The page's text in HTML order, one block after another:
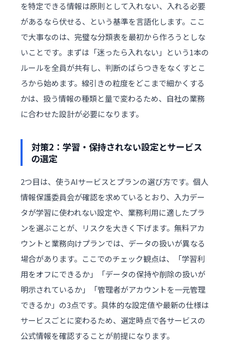
を特定できる情報は原則として入れない、入れる必要
があるなら伏せる、という基準を言語化します。ここ
で大事なのは、完璧な分類表を最初から作ろうとしな
いことです。まずは「迷ったら入れない」という1本の
ルールを全員が共有し、判断のばらつきをなくすとこ
ろから始めます。線引きの粒度をどこまで細かくする
かは、扱う情報の種類と量で変わるため、自社の業務
に合わせた設計が必要になります。
対策2：学習・保持されない設定とサービス
の選定
2つ目は、使うAIサービスとプランの選び方です。個人
情報保護委員会が確認を求めているとおり、入力デー
タが学習に使われない設定や、業務利用に適したプラ
ンを選ぶことが、リスクを大きく下げます。無料アカ
ウントと業務向けプランでは、データの扱いが異なる
場合があります。ここでのチェック観点は、「学習利
用をオフにできるか」「データの保持や削除の扱いが
明示されているか」「管理者がアカウントを一元管理
できるか」の3点です。具体的な設定値や最新の仕様は
サービスごとに変わるため、選定時点で各サービスの
公式情報を確認することが前提になります。